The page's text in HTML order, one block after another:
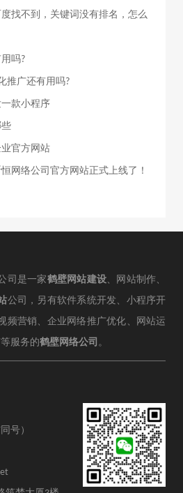
找不到，关键词没有排名，怎么
吗?
推广还有用吗?
款小程序
官方网站
网络公司官方网站正式上线了！
司是一家鹤壁网站建设、网站制作、
公司，另有软件系统开发、小程序开
频营销、企业网络推广优化、网站运
服务的鹤壁网络公司 。
号）